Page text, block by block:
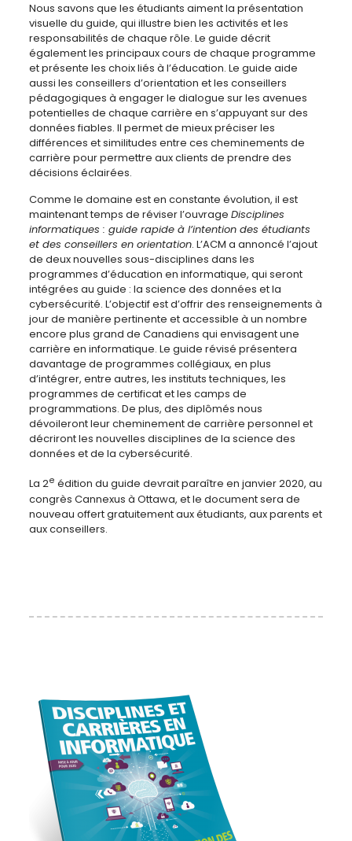
Nous savons que les étudiants aiment la présentation
visuelle du guide, qui illustre bien les activités et les
responsabilités de chaque rôle. Le guide décrit
également les principaux cours de chaque programme
et présente les choix liés à l’éducation. Le guide aide
aussi les conseillers d’orientation et les conseillers
pédagogiques à engager le dialogue sur les avenues
potentielles de chaque carrière en s’appuyant sur des
données fiables. Il permet de mieux préciser les
différences et similitudes entre ces cheminements de
carrière pour permettre aux clients de prendre des
décisions éclairées.
Comme le domaine est en constante évolution, il est
maintenant temps de réviser l’ouvrage Disciplines
informatiques : guide rapide à l’intention des étudiants
et des conseillers en orientation. L’ACM a annoncé l’ajout
de deux nouvelles sous-disciplines dans les
programmes d’éducation en informatique, qui seront
intégrées au guide : la science des données et la
cybersécurité. L’objectif est d’offrir des renseignements à
jour de manière pertinente et accessible à un nombre
encore plus grand de Canadiens qui envisagent une
carrière en informatique. Le guide révisé présentera
davantage de programmes collégiaux, en plus
d’intégrer, entre autres, les instituts techniques, les
programmes de certificat et les camps de
programmations. De plus, des diplômés nous
dévoileront leur cheminement de carrière personnel et
décriront les nouvelles disciplines de la science des
données et de la cybersécurité.
La 2e édition du guide devrait paraître en janvier 2020, au
congrès Cannexus à Ottawa, et le document sera de
nouveau offert gratuitement aux étudiants, aux parents et
aux conseillers.